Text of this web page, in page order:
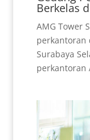
Berkelas
AMG Tower
perkantoran
Surabaya
perkantoran